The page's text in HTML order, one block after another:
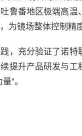
鲁番地区极端高
为镜场整体控制精
，充分验证了诺
提升产品研发与
”。